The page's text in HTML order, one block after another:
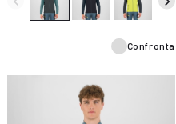
Confronta